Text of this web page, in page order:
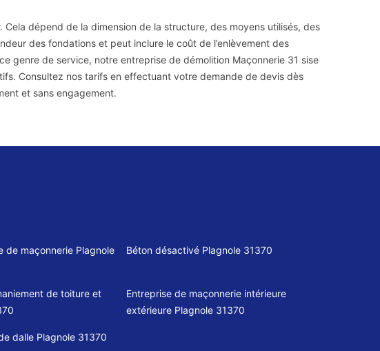
dépend de la dimension de la structure, des moyens utilisés, des
des fondations et peut inclure le coût de l’enlèvement des
genre de service, notre entreprise de démolition Maçonnerie 31 sise
Consultez nos tarifs en effectuant votre demande de devis dès
et sans engagement.
de maçonnerie Plagnole
Béton désactivé Plagnole 31370
de toiture et
Entreprise de maçonnerie intérieure
extérieure Plagnole 31370
dalle Plagnole 31370